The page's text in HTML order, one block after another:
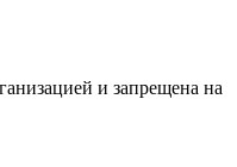
и запрещена на